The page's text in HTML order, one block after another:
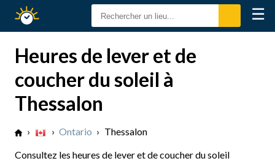
Calendrier
Solaire
☰
Heures de lever et de
coucher du soleil à
Thessalon
› › Ontario › Thessalon
Consultez les heures de lever et de coucher du soleil